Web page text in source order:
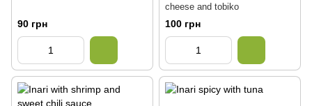
90 грн
cheese and tobiko
100 грн